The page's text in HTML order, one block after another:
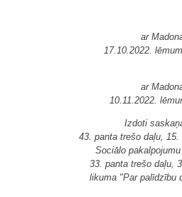
ar
17.10.2022.
ar
10.11.2022.
Izdoti
43. panta trešo daļu,
Sociālo
33. panta trešo daļu,
likuma "Par palīdzību